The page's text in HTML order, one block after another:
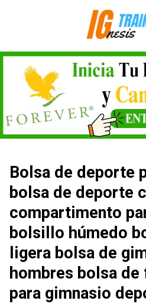
Bolsa de deporte
bolsa de deporte
compartimento
bolsillo húmedo
ligera bolsa de
hombres bolsa de
para gimnasio